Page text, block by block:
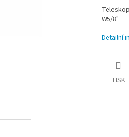
W5/8"
Detailní
TISK